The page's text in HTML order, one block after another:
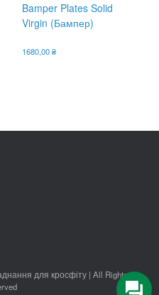
Bamper Plates Solid
Virgin (Бампер)
1680,00₴
для кросфіту | All Rights